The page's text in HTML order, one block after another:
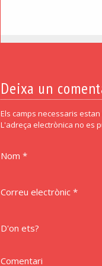
Deixa un
Els camps necessaris
L'adreça electrònica no es
Nom *
Correu electrònic *
D'on ets?
Comentari